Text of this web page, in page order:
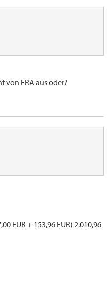
von FRA aus oder?
EUR + 153,96 EUR) 2.010,96